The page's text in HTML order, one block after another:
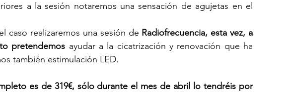
a la sesión notaremos una sensación de agujetas en el
caso realizaremos una sesión de Radiofrecuencia, esta vez, a
pretendemos ayudar a la cicatrización y renovación que ha
también estimulación LED.
es de 319€, sólo durante el mes de abril lo tendréis por